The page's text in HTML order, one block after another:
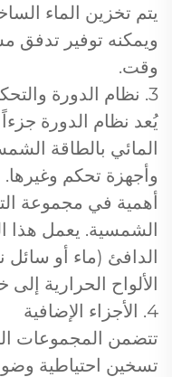
يتم تخزين الماء
ويمكنه توفير تدفق
وقت.
3. نظام الدورة والتحكم
يُعد نظام الدورة
المائي بالطاقة
وأجهزة تحكم وغيرها.
أهمية في مجموعة
الشمسية. يعمل هذا
الدافئ (ماء أو
الألواح الحرارية
4. الأجزاء الإضافية
تتضمن المجموعات
تسخين احتياطية